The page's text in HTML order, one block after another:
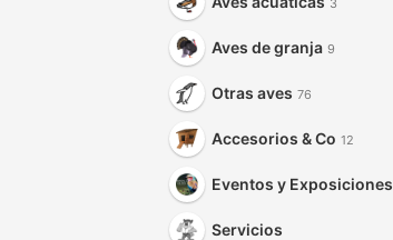
3
Aves de granja 9
Otras aves 76
Accesorios & Co 12
Eventos y Exposiciones
Servicios